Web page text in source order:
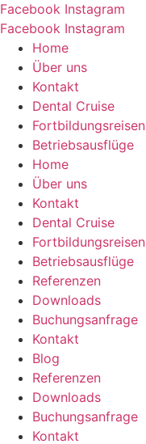
Facebook Instagram
Facebook Instagram
Home
Über uns
Kontakt
Dental Cruise
Fortbildungsreisen
Betriebsausflüge
Home
Über uns
Kontakt
Dental Cruise
Fortbildungsreisen
Betriebsausflüge
Referenzen
Downloads
Buchungsanfrage
Kontakt
Blog
Referenzen
Downloads
Buchungsanfrage
Kontakt